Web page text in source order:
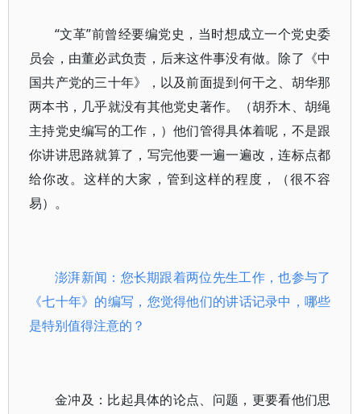
“文革”前曾经要编党史，当时想成立一个党史委
员会，由董必武负责，后来这件事没有做。除了《中
国共产党的三十年》，以及前面提到何干之、胡华那
两本书，几乎就没有其他党史著作。（胡乔木、胡绳
主持党史编写的工作，）他们管得具体着呢，不是跟
你讲讲思路就算了，写完他要一遍一遍改，连标点都
给你改。这样的大家，管到这样的程度，（很不容
易）。
澎湃新闻：您长期跟着两位先生工作，也参与了
《七十年》的编写，您觉得他们的讲话记录中，哪些
是特别值得注意的？
金冲及：比起具体的论点、问题，更要看他们思